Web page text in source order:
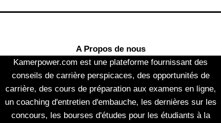
A Propos de nous
Kamerpower.com est une plateforme fournissant des
conseils de carrière perspicaces, des opportunités de
carrière, des cours de préparation aux examens en ligne,
un coaching d'entretien d'embauche, les dernières sur les
concours, les bourses d'études pour les étudiants à la